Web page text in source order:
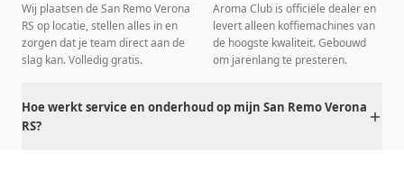
Wij plaatsen de San Remo Verona
RS op locatie, stellen alles in en
zorgen dat je team direct aan de
slag kan. Volledig gratis.
Aroma Club is officiële dealer en
levert alleen koffiemachines van
de hoogste kwaliteit. Gebouwd
om jarenlang te presteren.
Hoe werkt service en onderhoud op mijn San Remo Verona
RS?